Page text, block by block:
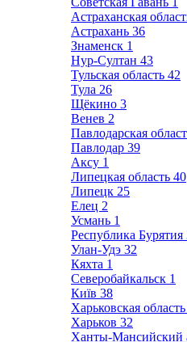
Астраханская
Астрахань 36
Знаменск 1
Нур-Султан 43
Тульская область 42
Тула 26
Щёкино 3
Венев 2
Павлодарская
Павлодар 39
Аксу 1
Липецкая область 40
Липецк 25
Елец 2
Усмань 1
Республика Бурятия
Улан-Удэ 32
Кяхта 1
Северобайкальск 1
Київ 38
Харьковская область
Харьков 32
Ханты-Мансийский